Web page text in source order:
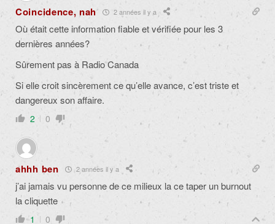
Coincidence, nah 2 années il y a
Où était cette information fiable et vérifiée pour les 3
dernières années?
Sûrement pas à Radio Canada
Si elle croit sincèrement ce qu’elle avance, c’est triste et
dangereux son affaire.
2 0
ahhh ben 2 années il y a
j’ai jamais vu personne de ce milieux la ce taper un burnout
la cliquette
1 0